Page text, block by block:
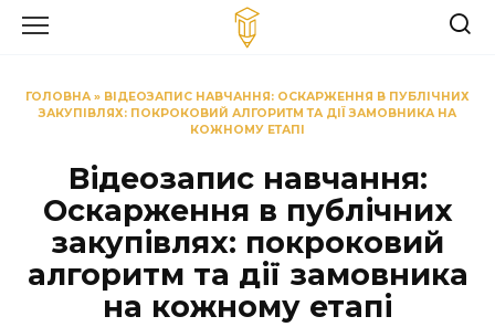
ГОЛОВНА» ВІДЕОЗАПИС НАВЧАННЯ: ОСКАРЖЕННЯ В ПУБЛІЧНИХ
ЗАКУПІВЛЯХ: ПОКРОКОВИЙ АЛГОРИТМ ТА ДІЇ ЗАМОВНИКА НА
КОЖНОМУ ЕТАПІ
Відеозапис навчання:
Оскарження в публічних
закупівлях: покроковий
алгоритм та дії замовника
на кожному етапі